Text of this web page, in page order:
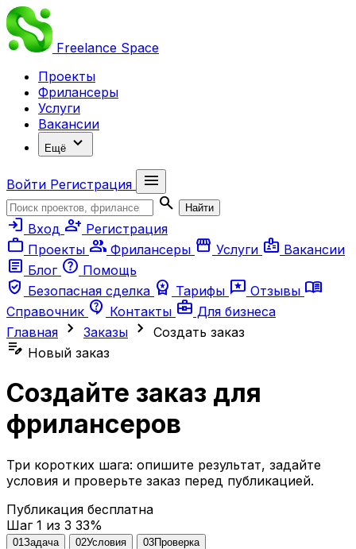
Freelance Space
Проекты
Фрилансеры
Услуги
Вакансии
Ещё expand_more
Войти Регистрация
menu
search
Найти
login Вход person_add Регистрация
work Проекты group Фрилансеры storefront Услуги badge Вакансии
article Блог help Помощь
verified_user Безопасная сделка workspace_premium Тарифы reviews Отзывы menu_book
Справочник contact_support Контакты business_center Для бизнеса
Главная chevron_right Заказы chevron_right Создать заказ
edit_note Новый заказ
Создайте заказ для
фрилансеров
Три коротких шага: опишите результат, задайте
условия и проверьте заказ перед публикацией.
Публикация бесплатна
Шаг 1 из 3 33%
01 Задача 02Условия 03Проверка